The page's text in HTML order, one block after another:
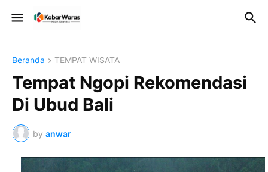
Beranda TEMPAT WISATA
Tempat Ngopi Rekomendasi
Di Ubud Bali
by anwar